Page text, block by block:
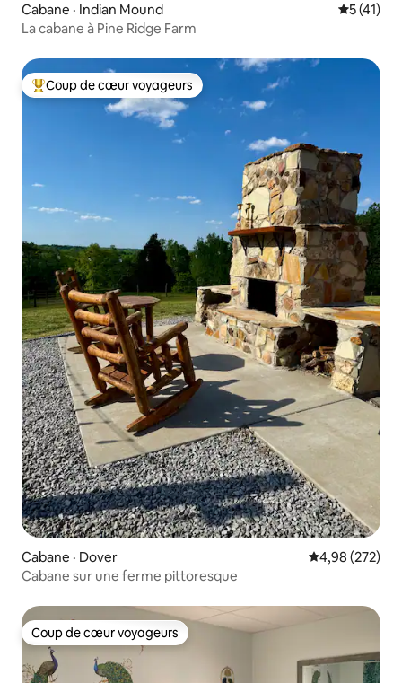
Cabane · Indian Mound Note
5 (41)
La cabane à Pine Ridge Farm
Coup de cœur voyageurs parmi les plus aimés
Coup de cœur voyageurs
Cabane · Dover Note
4,98 (272)
Cabane sur une ferme pittoresque
Coup de cœur voyageurs
Coup de cœur voyageurs